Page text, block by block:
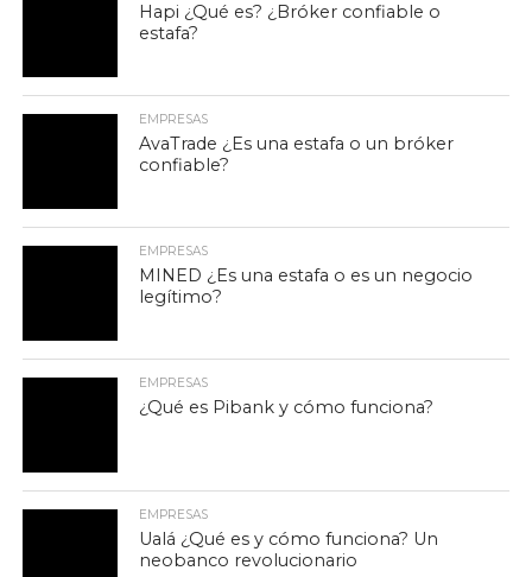
Hapi ¿Qué es? ¿Bróker confiable o
estafa?
EMPRESAS
AvaTrade ¿Es una estafa o un bróker
confiable?
EMPRESAS
MINED ¿Es una estafa o es un negocio
legítimo?
EMPRESAS
¿Qué es Pibank y cómo funciona?
EMPRESAS
Ualá ¿Qué es y cómo funciona? Un
neobanco revolucionario